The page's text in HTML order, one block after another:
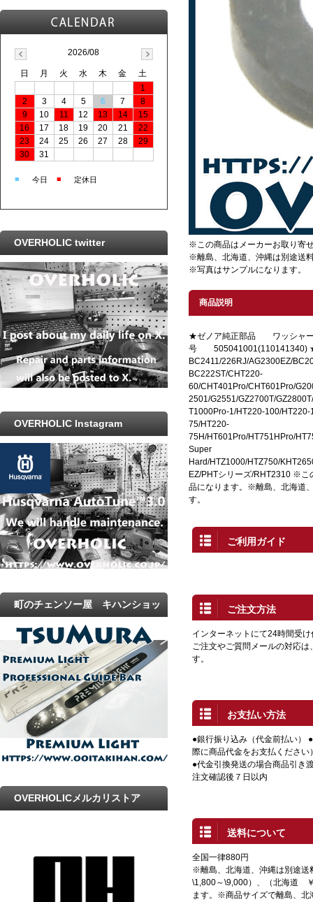
※この商品はメーカーお取り寄
※離島、北海道、沖縄は別途送
※写真はサンプルになります。
商品説明
★ゼノア純正部品 ワッシャー
号
BC2411/226RJ/AG2300EZ/
BC222ST/CHT220-
60/CHT401Pro/CHT601Pro/
2501/G2551/GZ2700T/
T1000Pro-1/HT220-100/
75/HT220-
75H/HT601Pro/HT751HPro/
Super
Hard/HTZ1000/HTZ750/
EZ/PHTシリーズ/RHT2310 ※こ
品になります。※離島、北海道
す。
ご利用ガイド
ご注文方法
インターネットにて24時間受
ご注文やご質問メールの対応
す。
お支払い方法
●銀行振り込み（代金前払い）
際に商品代金をお支払ください
●代金引換発送の場合商品引き
注文確認後７日以内
送料について
全国一律880円
※離島、北海道、沖縄は別途送
\1,800～\9,000）、（北海道
ます。※商品サイズで離島、北
2026/08
日 月 火 水 木 金
土
1
2
3 4 5 6 7
8
9
10 11 12 13 14
15
16
17 18 19 20 21
22
23
24 25 26 27 28
29
30
31
■ 今日 ■ 定休日
OVERHOLIC twitter
OVERHOLIC Instagram
町のチェンソー屋 キハンショッ
プ
OVERHOLICメルカリストア